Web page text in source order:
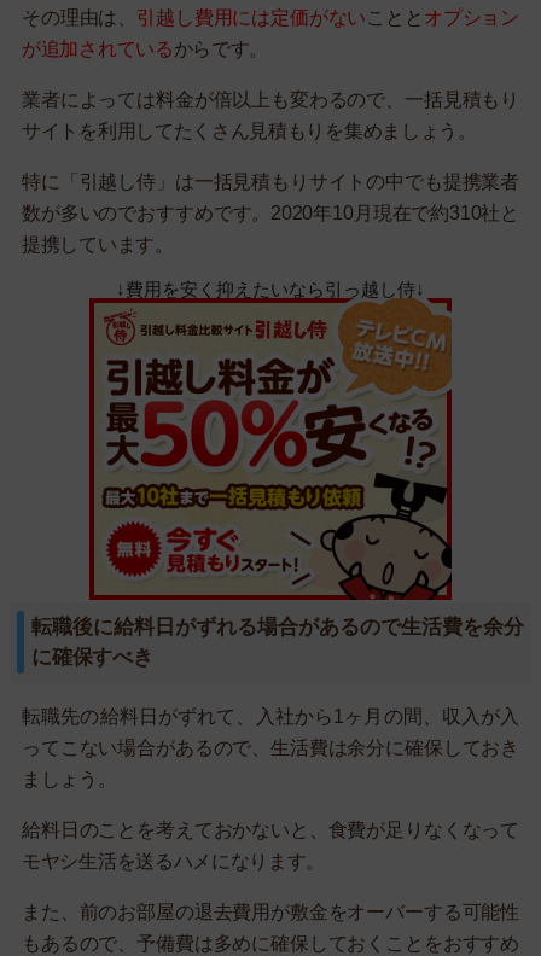
その理由は、 引越し費用には定価がないことと オプション
が追加されているからです。
業者によっては料金が倍以上も変わるので、一括見積もり
サイトを利用してたくさん見積もりを集めましょう。
特に「引越し侍」は一括見積もりサイトの中でも提携業者
数が多いのでおすすめです。2020年10月現在で約310社と
提携しています。
↓費用を安く抑えたいなら引っ越し侍↓
転職後に給料日がずれる場合があるので生活費を余分
に確保すべき
転職先の給料日がずれて、入社から1ヶ月の間、収入が入
ってこない場合があるので、生活費は余分に確保しておき
ましょう。
給料日のことを考えておかないと、食費が足りなくなって
モヤシ生活を送るハメになります。
また、前のお部屋の退去費用が敷金をオーバーする可能性
もあるので、予備費は多めに確保しておくことをおすすめ